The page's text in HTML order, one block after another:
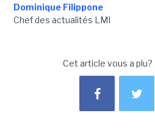
Dominique Filippone
Chef des actualités LMI
Cet article vous a plu?